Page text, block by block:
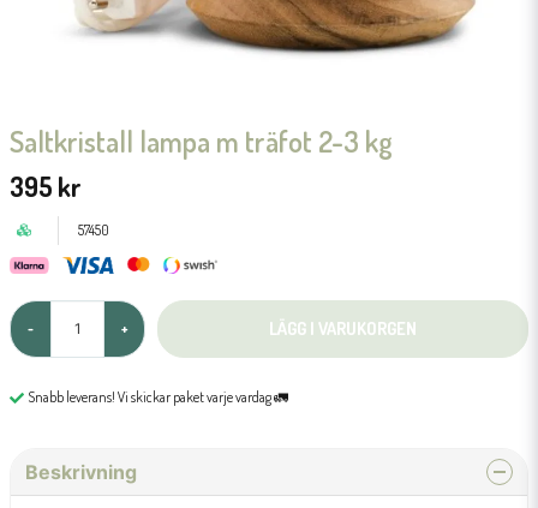
Saltkristall lampa m träfot 2-3 kg
395 kr
57450
- + LÄGG I VARUKORGEN
Snabb leverans! Vi skickar paket varje vardag 🚛
Beskrivning